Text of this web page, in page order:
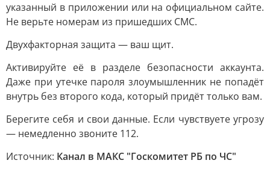
указанный в приложении или на официальном сайте.
Не верьте номерам из пришедших СМС.
Двухфакторная защита — ваш щит.
Активируйте её в разделе безопасности аккаунта.
Даже при утечке пароля злоумышленник не попадёт
внутрь без второго кода, который придёт только вам.
Берегите себя и свои данные. Если чувствуете угрозу
— немедленно звоните 112.
Источник: Канал в МАКС "Госкомитет РБ по ЧС"